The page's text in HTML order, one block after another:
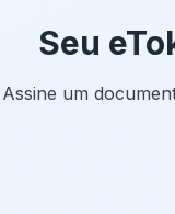
Seu
Assine um